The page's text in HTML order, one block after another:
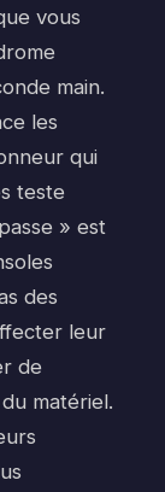
vous
main.
les
qui
teste
» est
des
leur
de
matériel.